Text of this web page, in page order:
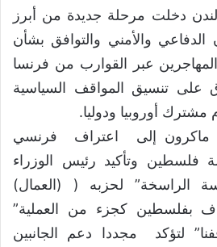
دخلت مرحلة جديدة من أبرز
الدفاعي والأمني والتوافق بشأن
عبر القوارب من فرنسا
على تنسيق المواقف السياسية
أوروبيا ودوليا.
ماكرون إلى اعتراف فرنسي
فلسطين وتأكيد رئيس الوزراء
الراسخة” لحزبه ( (العمال)
بفلسطين كجزء من العملية”
لتؤكد مجددا دعم الجانبين